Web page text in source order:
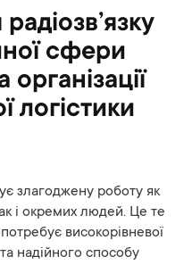
сфери
логістики
злагоджену роботу як
і окремих людей. Це те
високорівневої
та надійного способу